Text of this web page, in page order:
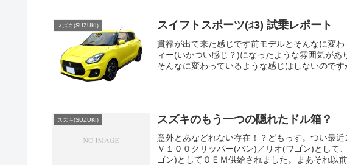
スズキ(SUZUKI) スイフトスポーツ(♯3) 試乗レポート
貫禄が出て来た感じです前モデルとそんなに変
ィー(いかつい感じ？)になったような雰囲気が
そんなに変わっているような感じはしないのです
スズキ(SUZUKI) スズキのもう一つの隠れたドル箱？
意外とあなどれない存在！？どもっす。つい最
Ｖ１００クリッパー(バン)／リオ(ワゴン)として
ゴン)としてＯＥＭ供給されました。まあそれ以